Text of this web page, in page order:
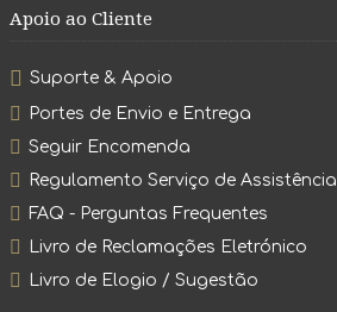
Apoio ao Cliente
Suporte & Apoio
Portes de Envio e Entrega
Seguir Encomenda
Regulamento Serviço de Assistência
FAQ - Perguntas Frequentes
Livro de Reclamações Eletrónico
Livro de Elogio / Sugestão